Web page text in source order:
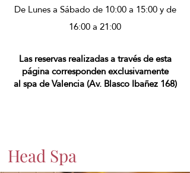
​De Lunes a Sábado de 10:00 a 15:00 y de
16:00 a 21:00
Las reservas realizadas a través de esta
página corresponden exclusivamente
al spa de Valencia (Av. Blasco Ibañez 168)
Head Spa